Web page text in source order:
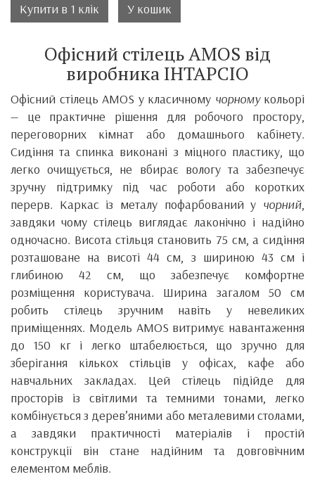
Купити в 1 клік У кошик
Офісний стілець AMOS від
виробника ІНТАРСІО
Офісний стілець AMOS у класичному чорномукольорі
— це практичне рішення для робочого простору,
переговорних кімнат або домашнього кабінету.
Сидіння та спинка виконані з міцного пластику, що
легко очищується, не вбирає вологу та забезпечує
зручну підтримку під час роботи або коротких
перерв. Каркас із металу пофарбований у чорний,
завдяки чому стілець виглядає лаконічно і надійно
одночасно. Висота стільця становить 75 см, а сидіння
розташоване на висоті 44 см, з шириною 43 см і
глибиною 42 см, що забезпечує комфортне
розміщення користувача. Ширина загалом 50 см
робить стілець зручним навіть у невеликих
приміщеннях. Модель AMOS витримує навантаження
до 150 кг і легко штабелюється, що зручно для
зберігання кількох стільців у офісах, кафе або
навчальних закладах. Цей стілець підійде для
просторів із світлими та темними тонами, легко
комбінується з дерев’яними або металевими столами,
а завдяки практичності матеріалів і простій
конструкції він стане надійним та довговічним
елементом меблів.